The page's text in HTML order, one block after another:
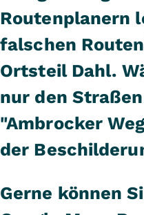
Routenplanern
falschen
Ortsteil Dahl.
nur den
"Ambrocker
der
Gerne können